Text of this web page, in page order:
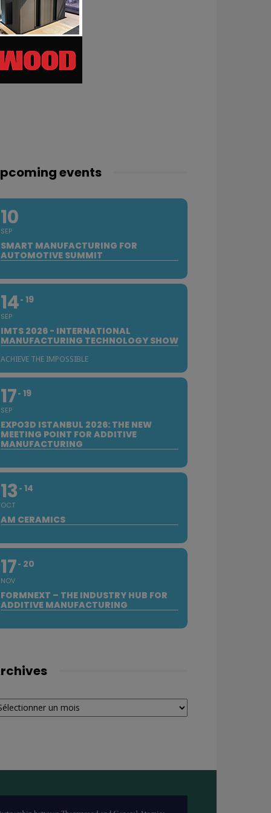
events
10
SEP
SMART MANUFACTURING FOR
AUTOMOTIVE SUMMIT
14
SEP
19
IMTS 2026 - INTERNATIONAL
MANUFACTURING TECHNOLOGY SHOW
ACHIEVE THE IMPOSSIBLE
17
SEP
19
EXPO3D ISTANBUL 2026: THE NEW
MEETING POINT FOR ADDITIVE
MANUFACTURING
13
OCT
14
AM CERAMICS
17
NOV
20
FORMNEXT – THE INDUSTRY HUB FOR
ADDITIVE MANUFACTURING